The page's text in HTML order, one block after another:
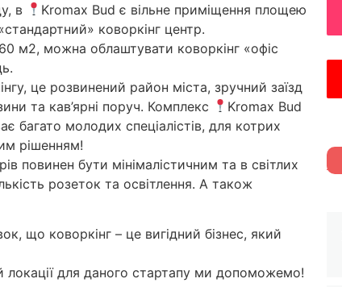
в
Kromax Bud є вільне приміщення площею
коворкінг центр.
м2, можна облаштувати коворкінг «офіс
це розвинений район міста, зручний заїзд
та кав’ярні поруч. Комплекс
Kromax Bud
багато молодих спеціалістів, для котрих
рішенням!
повинен бути мінімалістичним та в світлих
розеток та освітлення. А також
що коворкінг – це вигідний бізнес, який
локації для даного стартапу ми допоможемо!